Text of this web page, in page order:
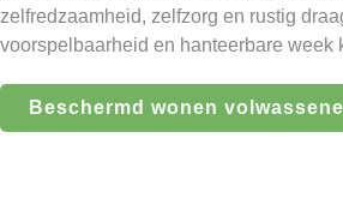
zelfredzaamheid, zelfzorg en rustig
voorspelbaarheid en hanteerbare week
Beschermd wonen